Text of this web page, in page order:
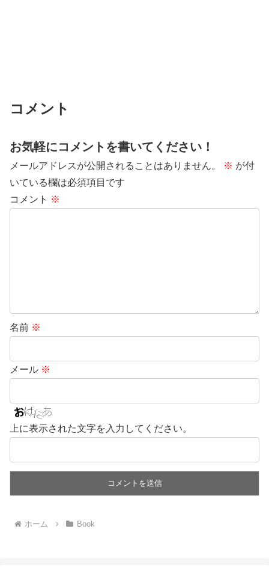
コメント
お気軽にコメントを書いてください！
メールアドレスが公開されることはありません。 ※ が付
いている欄は必須項目です
コメント ※
名前 ※
メール ※
上に表示された文字を入力してください。
ホーム Book